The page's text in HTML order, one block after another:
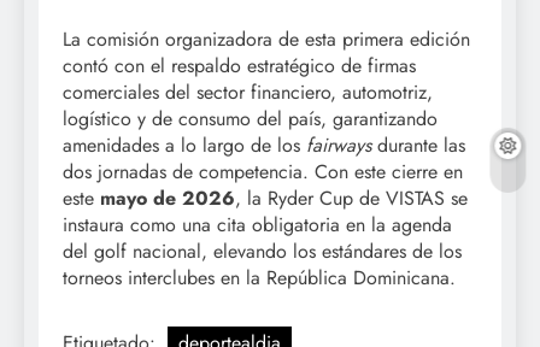
La comisión organizadora de esta primera edición
contó con el respaldo estratégico de firmas
comerciales del sector financiero, automotriz,
logístico y de consumo del país, garantizando
amenidades a lo largo de los fairwaysdurante las
dos jornadas de competencia. Con este cierre en
este mayo de 2026, la Ryder Cup de VISTAS se
instaura como una cita obligatoria en la agenda
del golf nacional, elevando los estándares de los
torneos interclubes en la República Dominicana.